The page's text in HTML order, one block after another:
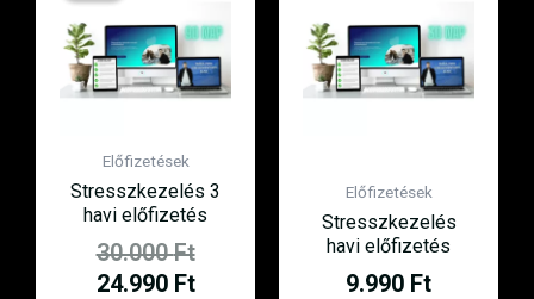
Előfizetések
Stresszkezelés 3
havi előfizetés
30.000Ft
24.990 Ft
Előfizetések
Stresszkezelés
havi előfizetés
9.990 Ft